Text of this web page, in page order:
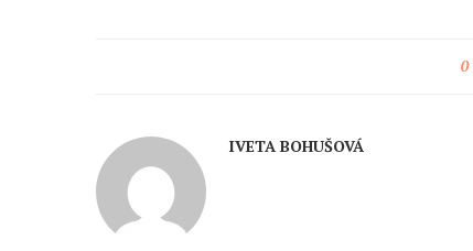
0
IVETA BOHUŠOVÁ